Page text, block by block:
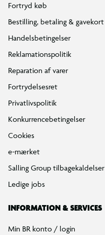
Fortryd køb
Bestilling, betaling & gavekort
Handelsbetingelser
Reklamationspolitik
Reparation af varer
Fortrydelsesret
Privatlivspolitik
Konkurrencebetingelser
Cookies
e-mærket
Salling Group tilbagekaldelser
Ledige jobs
INFORMATION & SERVICES
Min BR konto / login